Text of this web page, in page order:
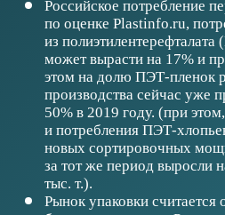
ОБЕСПЕЧЕННОСТЬ
Сырьевая база: собственные точки
крупные промышленные и торговые
ХМАО, полигоны ТБО
станции).
Земельный участок от 3 тыс. кв. м.
Кадровое обеспечение: 43 человека,
персонал, обучение.
Технология: привлечение технологов с
действующих производств; поддержка
поставщиков оборудования.